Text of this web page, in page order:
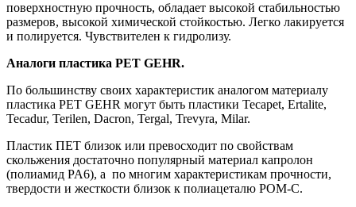
поверхностную прочность, обладает высокой стабильностью
размеров, высокой химической стойкостью. Легко лакируется
и полируется. Чувствителен к гидролизу.
Аналоги пластика PET GEHR.
По большинству своих характеристик аналогом материалу
пластика PET GEHR могут быть пластики Tecapet, Ertalite,
Tecadur, Terilen, Dacron, Tergal, Trevyra, Milar.
Пластик ПЕТ близок или превосходит по свойствам
скольжения достаточно популярный материал капролон
(полиамид PA6), а по многим характеристикам прочности,
твердости и жесткости близок к полиацеталю POM-C.